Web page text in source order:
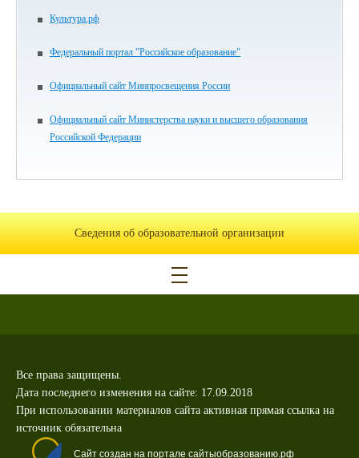
Культура.рф
Федеральный портал "Российское образование"
Официальный сайт Минпросвещения России
Официальный сайт Министерства науки и высшего образования
Российской Федерации
Сведения об образовательной организации
Все права защищены.
Дата последнего изменения на сайте: 17.09.2018
При использовании материалов сайта активная прямая ссылка на
источник обязательна
Сайт создан на портале сайтыобразованию.рф